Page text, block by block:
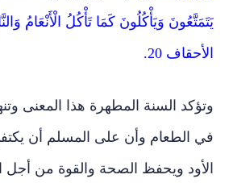
يَتَمَتَّعُونَ وَيَأْكُلُونَ كَمَا تَأْكُلُ الْأَنْعَامُ
الأحقاف 20.
وتؤكد السنة المطهرة هذا المعنى
في الطعام وأن على المسلم أن
الأود ويحفظ الصحة والقوة من أجل